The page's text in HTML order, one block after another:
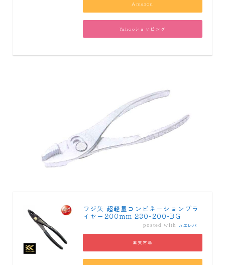
Amazon
Yahooショッピング
フジ矢 超軽量コンビネーションプラ
イヤー200mm 230-200-BG
posted with カエレバ
楽天市場